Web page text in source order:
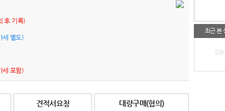
최근 본
없음
후 기록)
세 별도)
세 포함)
견적서요청 대량구매(협의)